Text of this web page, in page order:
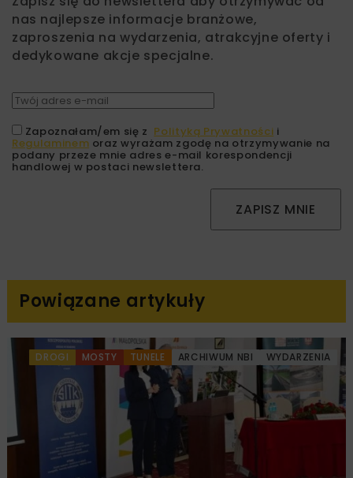
nas najlepsze informacje branżowe,
zaproszenia na wydarzenia, atrakcyjne oferty i
dedykowane akcje specjalne.
Zapoznałam/em się z Polityką Prywatności i
Regulaminem oraz wyrażam zgodę na otrzymywanie na
podany przeze mnie adres e-mail korespondencji
handlowej w postaci newslettera.
ZAPISZ MNIE
Powiązane artykuły
DROGI MOSTY TUNELE ARCHIWUM NBI WYDARZENIA